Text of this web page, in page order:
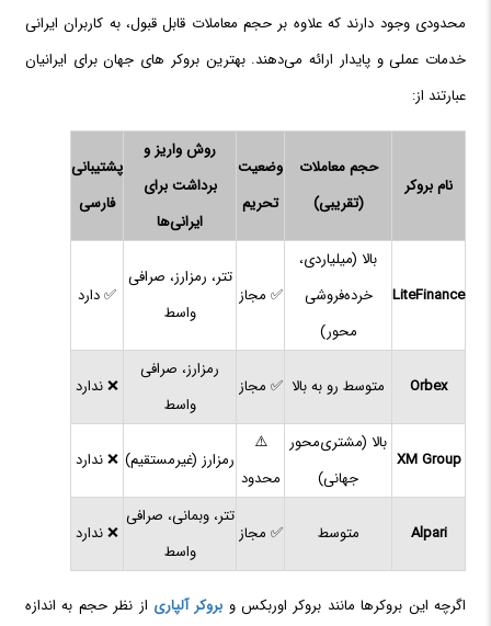
محدودی وجود دارند که علاوه بر حجم معاملات قابل قبول، به کاربران ایرانی
خدمات عملی و پایدار ارائه می‌دهند. بهترین بروکر های جهان برای ایرانیان
عبارتند از:
نام بروکر
حجم معاملات
(تقریبی)
وضعیت
تحریم
روش واریز و
برداشت برای
ایرانی‌ها
پشتیبانی
فارسی
LiteFinance
بالا (میلیاردی،
خرده‌فروشی
محور)
✅ مجاز
تتر، رمزارز، صرافی
واسط
✅ دارد
Orbex متوسط رو به بالا ✅ مجاز
رمزارز، صرافی
واسط
❌ ندارد
XM Group
بالا (مشتری‌محور
جهانی)
⚠️
محدود
رمزارز (غیرمستقیم) ❌ ندارد
Alpari متوسط ✅ مجاز
تتر، وبمانی، صرافی
واسط
❌ ندارد
اگرچه این بروکرها مانند بروکر اوربکس و بروکر آلپاری از نظر حجم به اندازه